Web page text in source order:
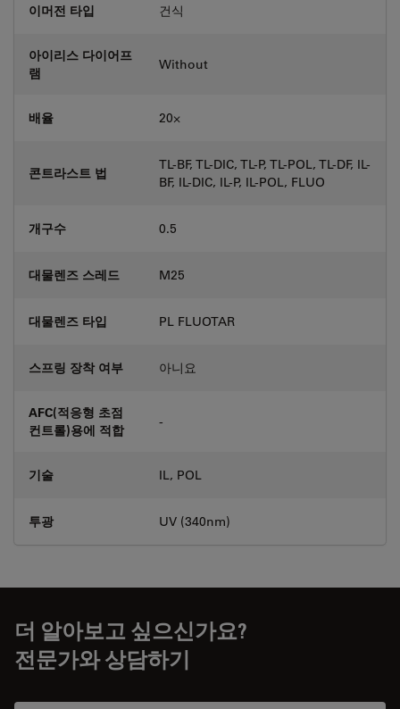
이머전 타입 건식
아이리스 다이어프
램
Without
배율 20⨉
콘트라스트 법
TL-BF, TL-DIC, TL-P, TL-POL, TL-DF, IL-
BF, IL-DIC, IL-P, IL-POL, FLUO
개구수 0.5
대물렌즈 스레드 M25
대물렌즈 타입 PL FLUOTAR
스프링 장착 여부 아니요
AFC(적응형 초점
컨트롤)용에 적합
-
기술 IL, POL
투광 UV (340nm)
더 알아보고 싶으신가요?
전문가와 상담하기